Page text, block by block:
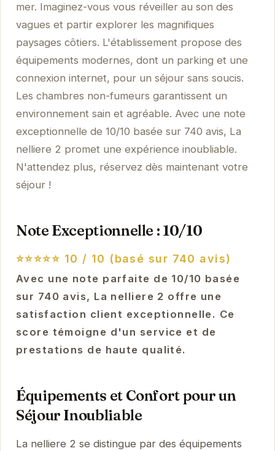
mer. Imaginez-vous vous réveiller au son des
vagues et partir explorer les magnifiques
paysages côtiers. L'établissement propose des
équipements modernes, dont un parking et une
connexion internet, pour un séjour sans soucis.
Les chambres non-fumeurs garantissent un
environnement sain et agréable. Avec une note
exceptionnelle de 10/10 basée sur 740 avis, La
nelliere 2 promet une expérience inoubliable.
N'attendez plus, réservez dès maintenant votre
séjour !
Note Exceptionnelle : 10/10
⭐⭐⭐⭐⭐ 10 / 10 (basé sur 740 avis)
Avec une note parfaite de 10/10 basée
sur 740 avis, La nelliere 2 offre une
satisfaction client exceptionnelle. Ce
score témoigne d'un service et de
prestations de haute qualité.
Équipements et Confort pour un
Séjour Inoubliable
La nelliere 2 se distingue par des équipements